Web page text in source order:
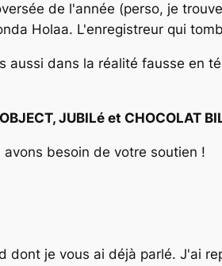
de l'année (perso, je
Holaa. L'enregistreur qui
dans la réalité fausse en
JUBILé et CHOCOLAT
besoin de votre soutien !
dont je vous ai déjà parlé. J'ai